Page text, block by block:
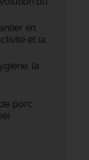
en
et la
la
porc